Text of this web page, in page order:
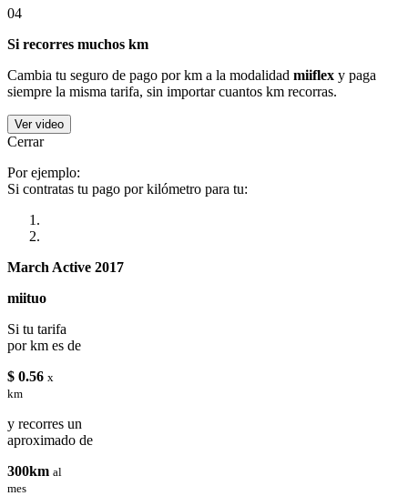
04
Si recorres muchos km
Cambia tu seguro de pago por km a la modalidad miiflex y paga
siempre la misma tarifa, sin importar cuantos km recorras.
Ver video
Cerrar
Por ejemplo:
Si contratas tu pago por kilómetro para tu:
March Active 2017
miituo
Si tu tarifa
por km es de
$ 0.56 x
km
y recorres un
aproximado de
300km al
mes